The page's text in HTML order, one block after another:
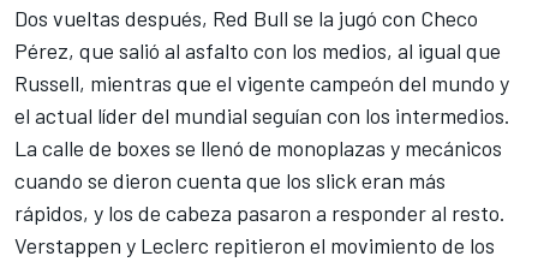
Dos vueltas después, Red Bull se la jugó con Checo
Pérez, que salió al asfalto con los medios, al igual que
Russell, mientras que el vigente campeón del mundo y
el actual líder del mundial seguían con los intermedios.
La calle de boxes se llenó de monoplazas y mecánicos
cuando se dieron cuenta que los slick eran más
rápidos, y los de cabeza pasaron a responder al resto.
Verstappen y Leclerc repitieron el movimiento de los